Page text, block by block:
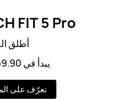
FIT 5 Pro
أطلق
يبدأ في 69.90 د.ك
تعرّف على